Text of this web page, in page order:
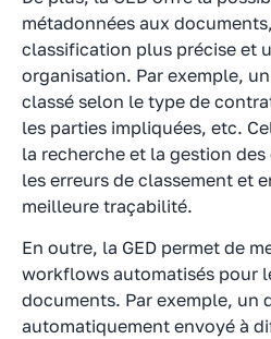
métadonnées aux
classification plus précise et
organisation. Par exemple,
classé selon le type de
les parties impliquées, etc.
la recherche et la gestion
les erreurs de classement et
meilleure traçabilité.
En outre, la GED permet de
workflows automatisés pour
documents. Par exemple, un
automatiquement envoyé à